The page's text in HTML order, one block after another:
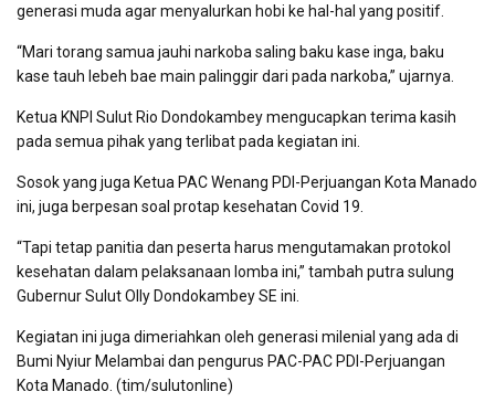
generasi muda agar menyalurkan hobi ke hal-hal yang positif.
“Mari torang samua jauhi narkoba saling baku kase inga, baku
kase tauh lebeh bae main palinggir dari pada narkoba,” ujarnya.
Ketua KNPI Sulut Rio Dondokambey mengucapkan terima kasih
pada semua pihak yang terlibat pada kegiatan ini.
Sosok yang juga Ketua PAC Wenang PDI-Perjuangan Kota Manado
ini, juga berpesan soal protap kesehatan Covid 19.
“Tapi tetap panitia dan peserta harus mengutamakan protokol
kesehatan dalam pelaksanaan lomba ini,” tambah putra sulung
Gubernur Sulut Olly Dondokambey SE ini.
Kegiatan ini juga dimeriahkan oleh generasi milenial yang ada di
Bumi Nyiur Melambai dan pengurus PAC-PAC PDI-Perjuangan
Kota Manado. (tim/sulutonline)